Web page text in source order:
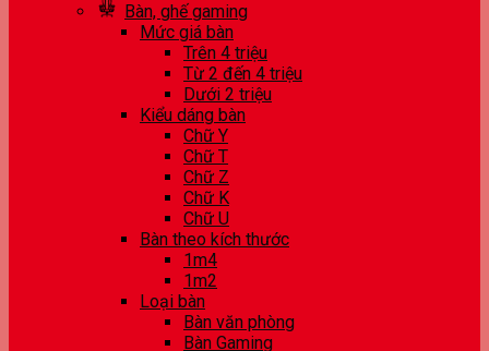
Bàn, ghế gaming
Mức giá bàn
Trên 4 triệu
Từ 2 đến 4 triệu
Dưới 2 triệu
Kiểu dáng bàn
Chữ Y
Chữ T
Chữ Z
Chữ K
Chữ U
Bàn theo kích thước
1m4
1m2
Loại bàn
Bàn văn phòng
Bàn Gaming